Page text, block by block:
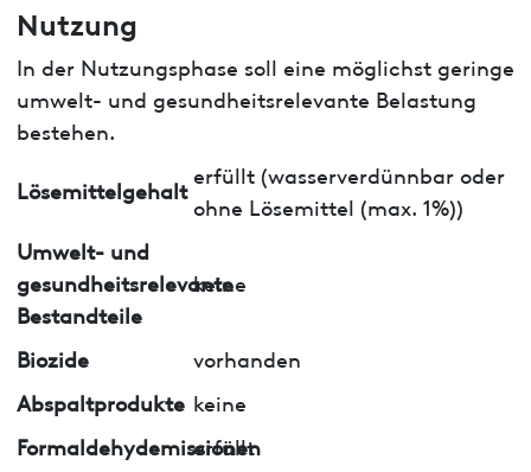
Nutzung
In der Nutzungsphase soll eine möglichst geringe
umwelt- und gesundheitsrelevante Belastung
bestehen.
Lösemittelgehalt
erfüllt (wasserverdünnbar oder
ohne Lösemittel (max. 1%))
Umwelt- und
gesundheitsrelevante
Bestandteile
keine
Biozide
vorhanden
Abspaltprodukte keine
Formaldehydemissionen
erfüllt